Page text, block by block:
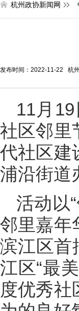
杭州政协新闻网
发布时间：2022-11-22 杭
11月
社区邻里
代社区建
浦沿街道
活动以
邻里嘉年
滨江区首
江区“最
度优秀社